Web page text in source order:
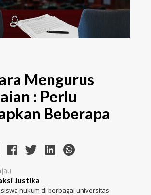
Mengurus
: Perlu
Beberapa
Justika
hukum di berbagai universitas